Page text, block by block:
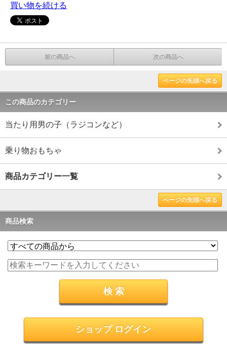
買い物を続ける
前の商品へ 次の商品へ
ページの先頭へ戻る
この商品のカテゴリー
当たり用男の子（ラジコンなど）
乗り物おもちゃ
商品カテゴリー一覧
ページの先頭へ戻る
商品検索
ショップ ログイン